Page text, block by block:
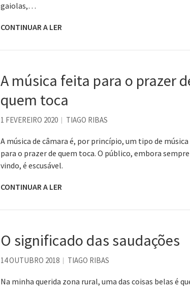
gaiolas,…
CONTINUAR A LER
A música feita para o prazer
quem toca
1 FEVEREIRO 2020 TIAGO RIBAS
A música de câmara é, por princípio, um tipo de
para o prazer de quem toca. O público, embora
vindo, é escusável.
CONTINUAR A LER
O significado das saudações
14 OUTUBRO 2018 TIAGO RIBAS
Na minha querida zona rural, uma das coisas belas é